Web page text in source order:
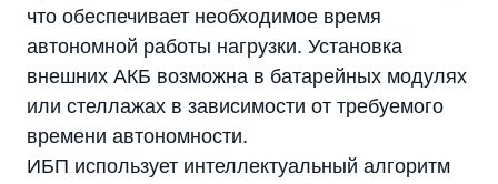
что обеспечивает необходимое время
автономной работы нагрузки. Установка
внешних АКБ возможна в батарейных модулях
или стеллажах в зависимости от требуемого
времени автономности.
ИБП использует интеллектуальный алгоритм